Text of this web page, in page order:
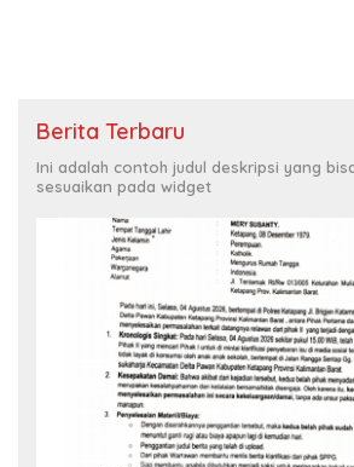
Berita Terbaru
Ini adalah contoh judul deskripsi yang
sesuaikan pada widget